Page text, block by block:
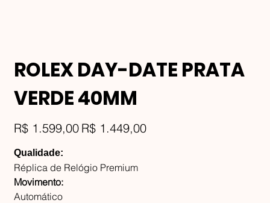
ROLEX DAY-DATE PRATA
VERDE 40MM
Preço
original
R$ 1.599,00 Preço
promocional
R$ 1.449,00
Qualidade:
Réplica de Relógio Premium
Movimento:
Automático